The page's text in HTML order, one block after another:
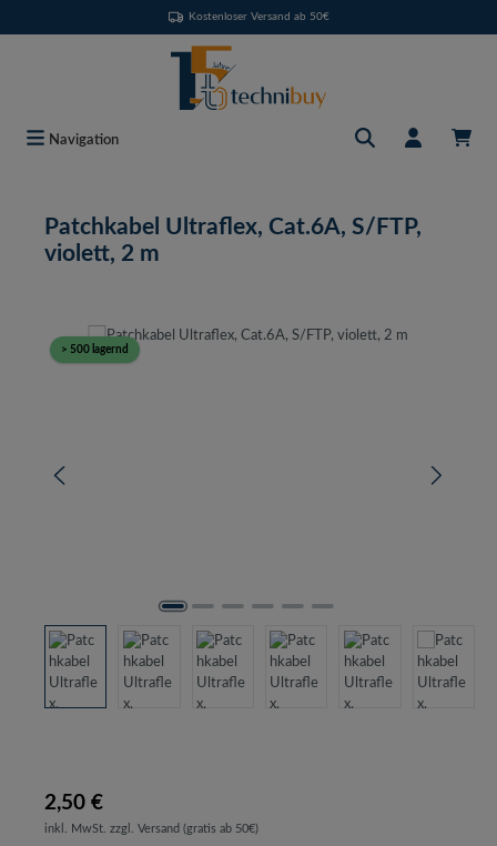
Kostenloser Versand ab 50€
Navigation
Patchkabel Ultraflex, Cat.6A, S/FTP,
violett, 2 m
Bildergalerie überspringen
> 500 lagernd
2,50 €
inkl. MwSt. zzgl. Versand (gratis ab 50€)